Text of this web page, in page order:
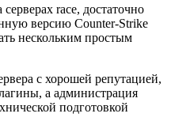
race, достаточно
версию Counter-Strike
нескольким простым
с хорошей репутацией,
а администрация
подготовкой